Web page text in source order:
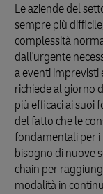
Le aziende del
sempre più
complessità
dall'urgente
a eventi imprevisti
richiede al giorno
più efficaci ai suoi
del fatto che le
fondamentali per i
bisogno di nuove
chain per
modalità in